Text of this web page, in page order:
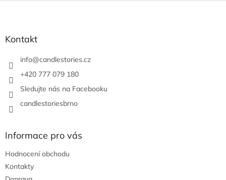
Kontakt
info@candlestories.cz
+420 777 079 180
Sledujte nás na Facebooku
candlestoriesbrno
Informace pro vás
Hodnocení obchodu
Kontakty